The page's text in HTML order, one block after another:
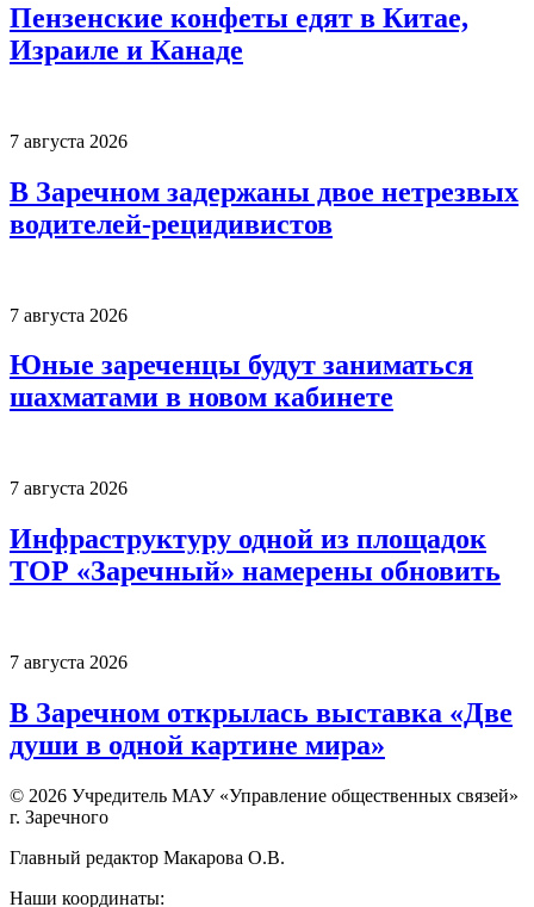
Пензенские конфеты едят в Китае,
Израиле и Канаде
7 августа 2026
В Заречном задержаны двое нетрезвых
водителей-рецидивистов
7 августа 2026
Юные зареченцы будут заниматься
шахматами в новом кабинете
7 августа 2026
Инфраструктуру одной из площадок
ТОР «Заречный» намерены обновить
7 августа 2026
В Заречном открылась выставка «Две
души в одной картине мира»
© 2026 Учредитель МАУ «Управление общественных связей»
г. Заречного
Главный редактор Макарова О.В.
Наши координаты: